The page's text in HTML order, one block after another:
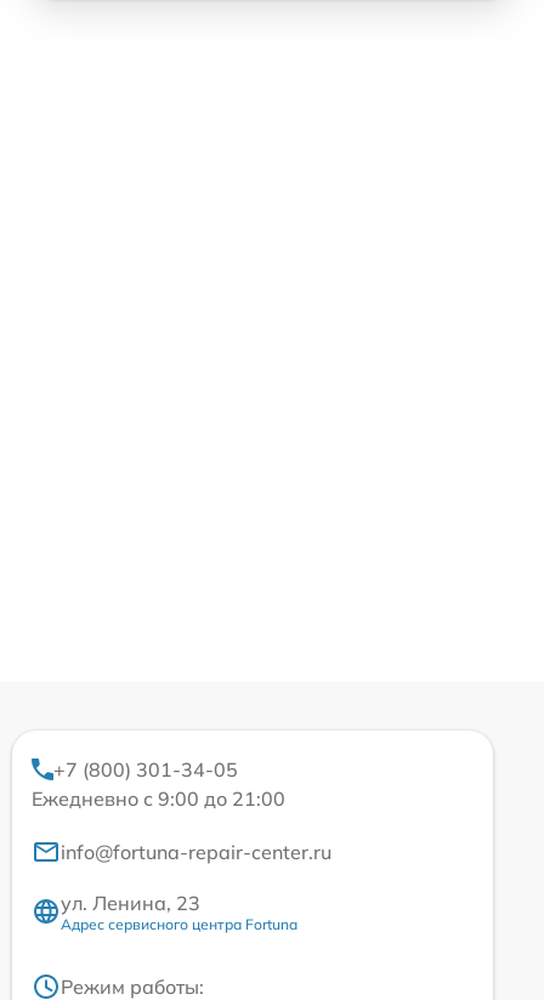
+7 (800) 301-34-05
Ежедневно с 9:00 до 21:00
info@fortuna-repair-center.ru
ул. Ленина, 23
Адрес сервисного центра Fortuna
Режим работы: